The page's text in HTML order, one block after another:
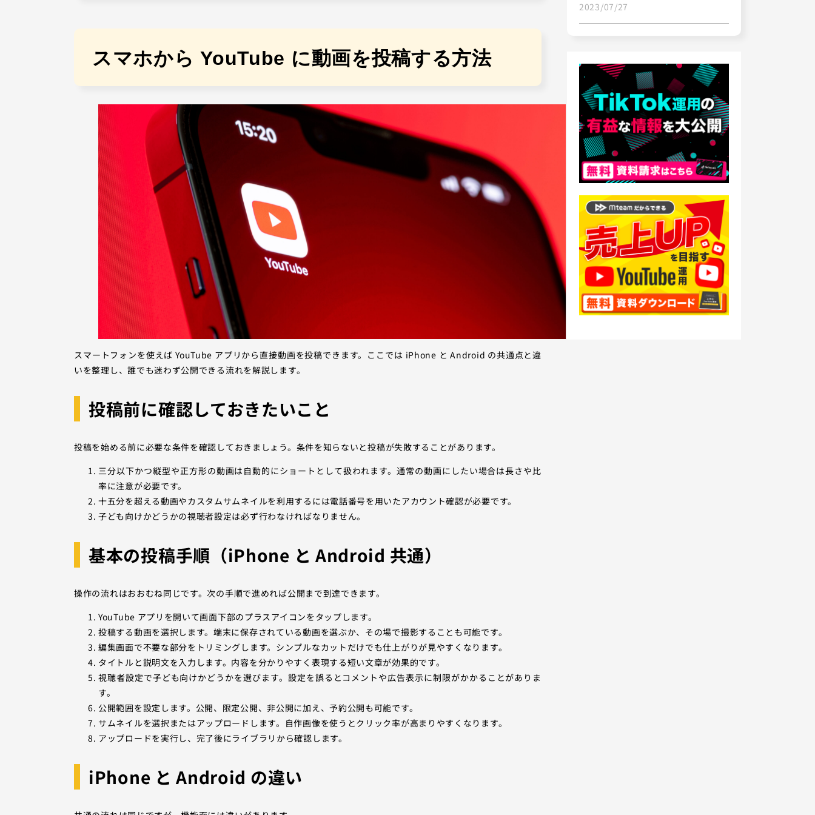
スマホから YouTube に動画を投稿する方法
スマートフォンを使えば YouTube アプリから直接動画を投稿できます。ここでは iPhone と Android の共通点と違
いを整理し、誰でも迷わず公開できる流れを解説します。
投稿前に確認しておきたいこと
投稿を始める前に必要な条件を確認しておきましょう。条件を知らないと投稿が失敗することがあります。
三分以下かつ縦型や正方形の動画は自動的にショートとして扱われます。通常の動画にしたい場合は長さや比
率に注意が必要です。
十五分を超える動画やカスタムサムネイルを利用するには電話番号を用いたアカウント確認が必要です。
子ども向けかどうかの視聴者設定は必ず行わなければなりません。
基本の投稿手順（iPhone と Android 共通）
操作の流れはおおむね同じです。次の手順で進めれば公開まで到達できます。
YouTube アプリを開いて画面下部のプラスアイコンをタップします。
投稿する動画を選択します。端末に保存されている動画を選ぶか、その場で撮影することも可能です。
編集画面で不要な部分をトリミングします。シンプルなカットだけでも仕上がりが見やすくなります。
タイトルと説明文を入力します。内容を分かりやすく表現する短い文章が効果的です。
視聴者設定で子ども向けかどうかを選びます。設定を誤るとコメントや広告表示に制限がかかることがありま
す。
公開範囲を設定します。公開、限定公開、非公開に加え、予約公開も可能です。
サムネイルを選択またはアップロードします。自作画像を使うとクリック率が高まりやすくなります。
アップロードを実行し、完了後にライブラリから確認します。
iPhone と Android の違い
2023/07/27